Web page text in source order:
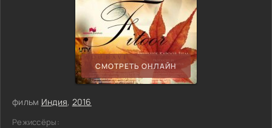
СМОТРЕТЬ ОНЛАЙН
фильм Индия, 2016
Режиссёры: